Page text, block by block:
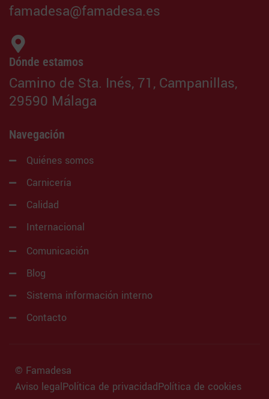
famadesa@famadesa.es
Dónde estamos
Camino de Sta. Inés, 71, Campanillas,
29590 Málaga
Navegación
Quiénes somos
Carnicería
Calidad
Internacional
Comunicación
Blog
Sistema información interno
Contacto
© Famadesa
Aviso legalPolítica de privacidadPolítica de cookies